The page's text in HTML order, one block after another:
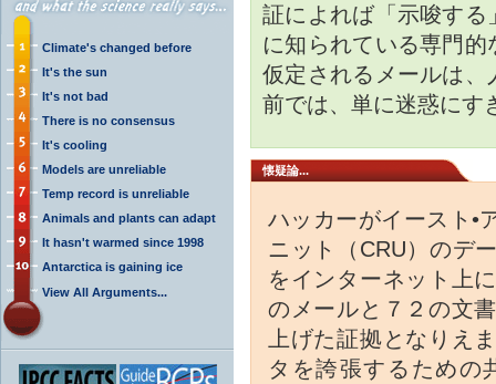
Climate's changed before
It's the sun
It's not bad
There is no consensus
It's cooling
Models are unreliable
Temp record is unreliable
Animals and plants can adapt
It hasn't warmed since 1998
Antarctica is gaining ice
View All Arguments...
証によれば「示唆す
に知られている専門
仮定されるメールは
前では、単に迷惑にす
懐疑論...
ハッカーがイースト•
ニット（CRU）のデ
をインターネット上
のメールと７２の文
上げた証拠となりえ
タを誇張するための